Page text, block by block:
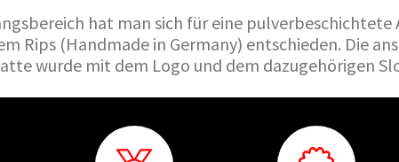
hat man sich für eine
Rips (Handmade in Germany) entschieden. Die
wurde mit dem Logo und dem dazugehörigen